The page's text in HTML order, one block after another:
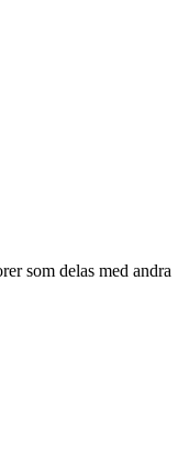
som delas med andra